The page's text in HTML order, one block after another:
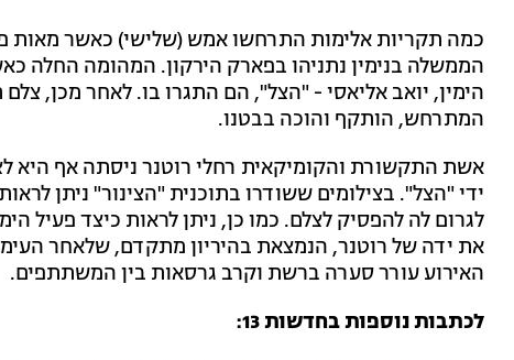
הממשלה בנימין נתניהו בפארק הירקון. המהומה החלה
הימין, יואב אליאסי - "הצל", הם התגרו בו. לאחר מכן,
המתרחש, הותקף והוכה בבטנו.
אשת התקשורת והקומיקאית רחלי רוטנר ניסתה אף
ידי "הצל". בצילומים ששודרו בתוכנית "הצינור" ניתן
לגרום לה להפסיק לצלם. כמו כן, ניתן לראות כיצד פעיל
את ידה של רוטנר, הנמצאת בהיריון מתקדם, שלאחר
האירוע עורר סערה ברשת וקרב גרסאות בין המשתתפים.
לכתבות נוספות בחדשות 13: